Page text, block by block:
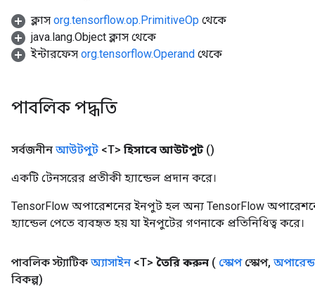
ক্লাস org.tensorflow.op.PrimitiveOp থেকে
java.lang.Object ক্লাস থেকে
ইন্টারফেস org.tensorflow.Operand থেকে
পাবলিক পদ্ধতি
সর্বজনীন আউটপুট <T> হিসাবে আউটপুট ()
একটি টেনসরের প্রতীকী হ্যান্ডেল প্রদান করে।
TensorFlow অপারেশনের ইনপুট হল অন্য TensorFlow
হ্যান্ডেল পেতে ব্যবহৃত হয় যা ইনপুটের গণনাকে প্রতিনিধিত্ব করে।
পাবলিক স্ট্যাটিক অ্যাসাইন <T> তৈরি করুন ( স্কোপস্কোপ, অপারেন্ড
বিকল্প)